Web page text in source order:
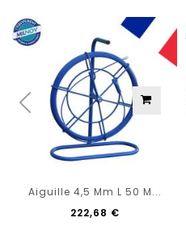
Aiguille 4,5 Mm L 50 M...
222,68 €